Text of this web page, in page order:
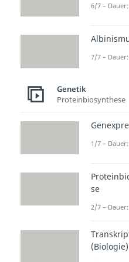
Die
diesen
6/7 –
7/7 –
Genetik
Proteinbiosynthese
1/7 – Dauer:
se
2/7 –
(Biologie)